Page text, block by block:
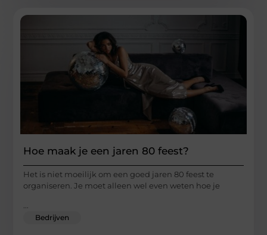
Hoe maak je een jaren 80 feest?
Het is niet moeilijk om een goed jaren 80 feest te
organiseren. Je moet alleen wel even weten hoe je
Bedrijven